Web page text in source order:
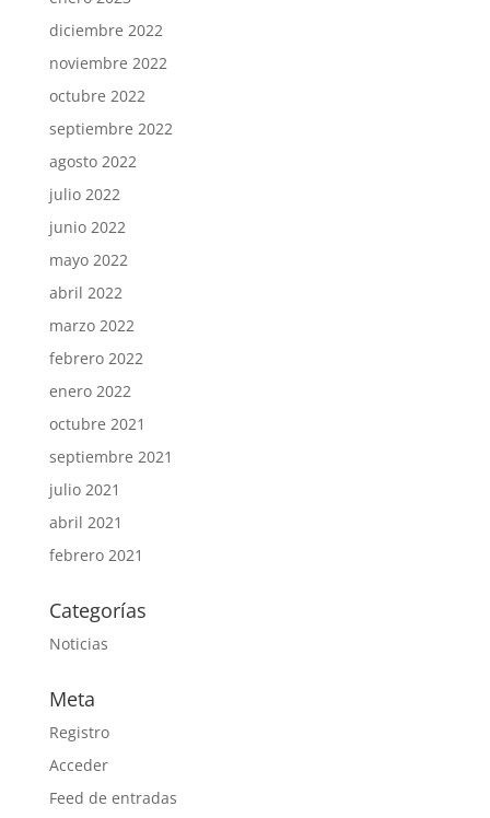
diciembre 2022
noviembre 2022
octubre 2022
septiembre 2022
agosto 2022
julio 2022
junio 2022
mayo 2022
abril 2022
marzo 2022
febrero 2022
enero 2022
octubre 2021
septiembre 2021
julio 2021
abril 2021
febrero 2021
Categorías
Noticias
Meta
Registro
Acceder
Feed de entradas